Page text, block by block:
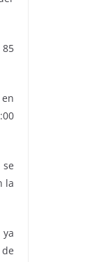
la